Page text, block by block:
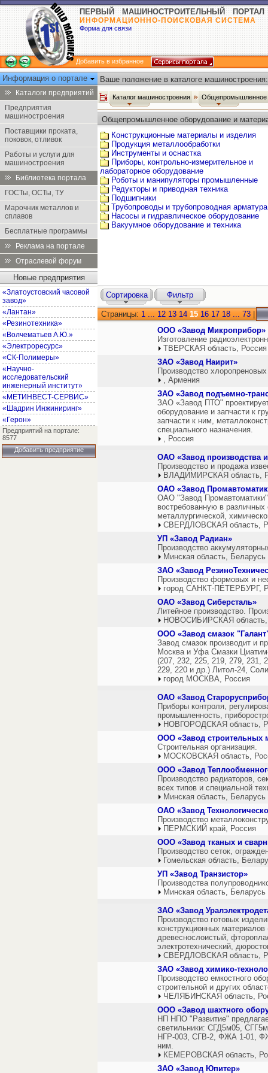
ПЕРВЫЙ МАШИНОСТРОИТЕЛЬНЫЙ ПОРТАЛ
ИНФОРМАЦИОННО-ПОИСКОВАЯ СИСТЕМА
Форма для связи
Добавить в избранное
Информация о портале
Каталоги предприятий
Предприятия
машиностроения
Поставщики проката,
поковок, отливок
Работы и услуги для
машиностроения
Библиотека портала
ГОСТы, ОСТы, ТУ
Марочник металлов и
сплавов
Бесплатные программы
Реклама на портале
Отраслевой форум
Новые предприятия
«Златоустовский часовой
завод»
«Лантан»
«Резинотехника»
«Волчематьев А.Ю.»
«Электроресурс»
«СК-Полимеры»
«Научно-
исследовательский
инженерный институт»
«МЕТИНВЕСТ-СЕРВИС»
«Шадрин Инжиниринг»
«Герон»
Предприятий на портале:
8577
Добавить предприятие
Ваше положение в каталоге машиностроения:
Каталог машиностроения Общепромышленное
Общепромышленное оборудование и
Конструкционные материалы и изделия
Продукция металлообработки
Инструменты и оснастка
Приборы, контрольно-измерительное и
лабораторное оборудование
Роботы и манипуляторы промышленные
Редукторы и приводная техника
Подшипники
Трубопроводы и трубопроводная арматура
Насосы и гидравлическое оборудование
Вакуумное оборудование и техника
Сортировка Фильтр
Страницы: 1 ... 12 13 14 15 16 17 18 ... 73
ООО «Завод Микроприбор»
Изготовление
ТВЕРСКАЯ область, Россия
ЗАО «Завод Наирит»
Производство
, Армения
ЗАО «Завод подъемно-
ЗАО «Завод ПТО"
оборудование и запчасти к
запчасти к ним,
специального назначения.
, Россия
ОАО «Завод производства
Производство и продажа
ВЛАДИМИРСКАЯ область,
ОАО «Завод
ОАО "Завод
востребованную в
металлургической,
СВЕРДЛОВСКАЯ область,
УП «Завод Радиан»
Производство
Минская область, Беларусь
ЗАО «Завод
Производство формовых и
город САНКТ-ПЕТЕРБУРГ,
ОАО «Завод Сиберсталь»
Литейное производство.
НОВОСИБИРСКАЯ область,
ООО «Завод смазок
Завод смазок производит и
Москва и Уфа Смазки
(207, 232, 225, 219, 279, 231,
229, 220 и др.) Литол-24,
город МОСКВА, Россия
ОАО «Завод
Приборы контроля,
промышленность,
НОВГОРОДСКАЯ область,
ООО «Завод строительных
Строительная организация.
МОСКОВСКАЯ область,
ООО «Завод
Производство радиаторов,
всех типов и специальной
Минская область, Беларусь
ОАО «Завод
Производство
ПЕРМСКИЙ край, Россия
ООО «Завод тканых и
Производство сеток,
Гомельская область,
УП «Завод Транзистор»
Производства
Минская область, Беларусь
ЗАО «Завод
Производство готовых
конструкционных материалов
древеснослоистый,
электротехнический,
СВЕРДЛОВСКАЯ область,
ЗАО «Завод химико-
Производство емкостного
строительной и других
ЧЕЛЯБИНСКАЯ область,
ООО «Завод шахтного
НП НПО "Развитие"
светильники: СГД5м05,
НГР-003, СГВ-2, ФЖА 1-01,
ним.
КЕМЕРОВСКАЯ область,
ЗАО «Завод Юпитер»